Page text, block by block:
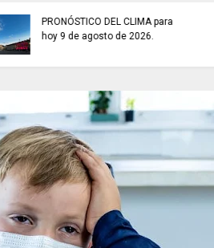
PRONÓSTICO DEL CLIMA para
hoy 9 de agosto de 2026.